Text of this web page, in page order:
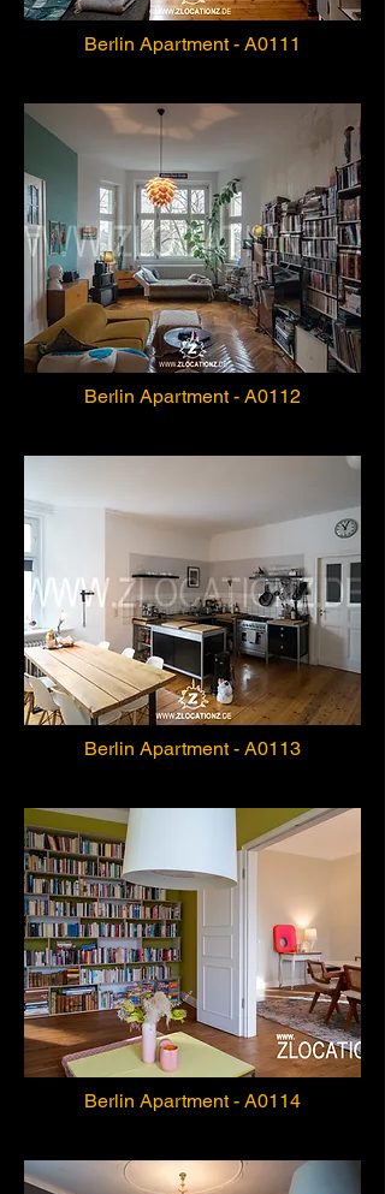
Berlin Apartment - A0111
Berlin Apartment - A0112
Berlin Apartment - A0113
Berlin Apartment - A0114